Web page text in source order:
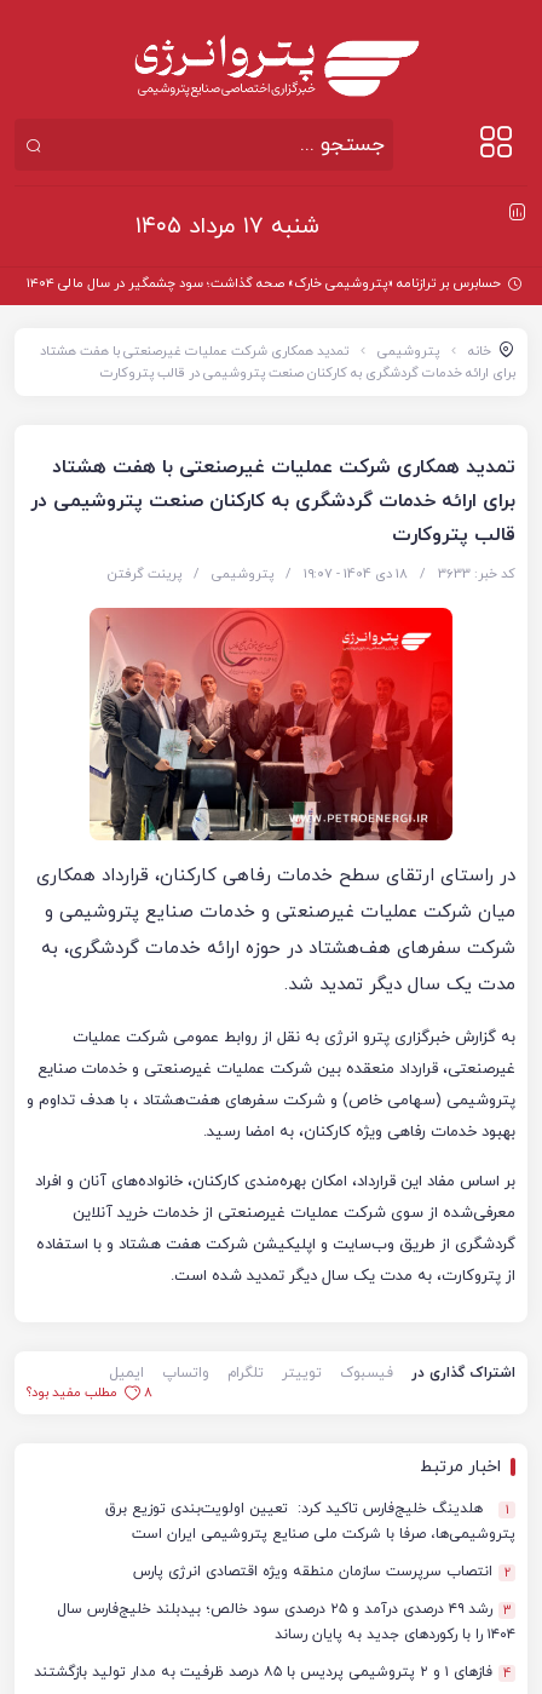
شنبه ۱۷ مرداد ۱۴۰۵
حسابرس بر ترازنامه «پتروشیمی خارک» صحه گذاشت؛ سود چشمگیر در سال مالی ۱۴۰۴
خانه پتروشیمی
تمدید همکاری شرکت عملیات غیرصنعتی با هفت ‌هشتاد
برای ارائه خدمات گردشگری به کارکنان صنعت پتروشیمی در قالب پتروکارت
تمدید همکاری شرکت عملیات غیرصنعتی با هفت ‌هشتاد
برای ارائه خدمات گردشگری به کارکنان صنعت پتروشیمی در
قالب پتروکارت
کد خبر: 3633 / 18 دی 1404 - ۱۹:۰۷ / پتروشیمی / پرینت گرفتن
در راستای ارتقای سطح خدمات رفاهی کارکنان، قرارداد همکاری
میان شرکت عملیات غیرصنعتی و خدمات صنایع پتروشیمی و
شرکت سفرهای هف‌هشتاد در حوزه ارائه خدمات گردشگری، به
مدت یک سال دیگر تمدید شد.
به گزارش خبرگزاری پترو انرژی به نقل از روابط عمومی شرکت عملیات
غیرصنعتی، قرارداد منعقده بین شرکت عملیات غیرصنعتی و خدمات صنایع
پتروشیمی (سهامی خاص) و شرکت سفرهای هفت‌هشتاد ، با هدف تداوم و
بهبود خدمات رفاهی ویژه کارکنان، به امضا رسید.
بر اساس مفاد این قرارداد، امکان بهره‌مندی کارکنان، خانواده‌های آنان و افراد
معرفی‌شده از سوی شرکت عملیات غیرصنعتی از خدمات خرید آنلاین
گردشگری از طریق وب‌سایت و اپلیکیشن شرکت هفت ‌هشتاد و با استفاده
از پتروکارت، به مدت یک سال دیگر تمدید شده است.
اشتراک گذاری در فیسبوک توییتر تلگرام واتساپ
ایمیل
8
مطلب مفید بود؟
اخبار مرتبط
1
هلدینگ خلیج‌فارس تاکید کرد: تعیین اولویت‌بندی توزیع برق
پتروشیمی‌ها، صرفا با شرکت ملی صنایع پتروشیمی ایران است
2 انتصاب سرپرست سازمان منطقه ویژه اقتصادی انرژی پارس
3
رشد ۴۹ درصدی درآمد و ۲۵ درصدی سود خالص؛ بیدبلند خلیج‌فارس سال
۱۴۰۴ را با رکوردهای جدید به پایان رساند
4 فازهای ۱ و ۲ پتروشیمی پردیس با ۸۵ درصد ظرفیت به مدار تولید بازگشتند